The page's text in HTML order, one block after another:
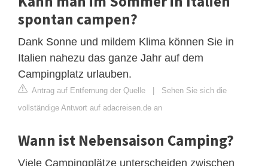
spontan campen?
Dank Sonne und mildem Klima können Sie in
Italien nahezu das ganze Jahr auf dem
Campingplatz urlauben.
Antrag auf Entfernung der Quelle | Sehen Sie sich die
vollständige Antwort auf adacreisen.de an
Wann ist Nebensaison Camping?
Viele Campingplätze unterscheiden zwischen